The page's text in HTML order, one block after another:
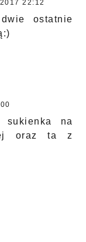
22:12
ostatnie
na
oraz ta z